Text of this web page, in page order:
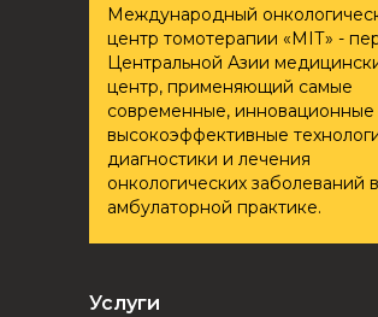
Международный
центр томотерапии «ҮМІТ» -
Центральной Азии
центр, применяющий самые
современные, инновационные
высокоэффективные
диагностики и лечения
онкологических заболеваний в
амбулаторной практике.
Услуги